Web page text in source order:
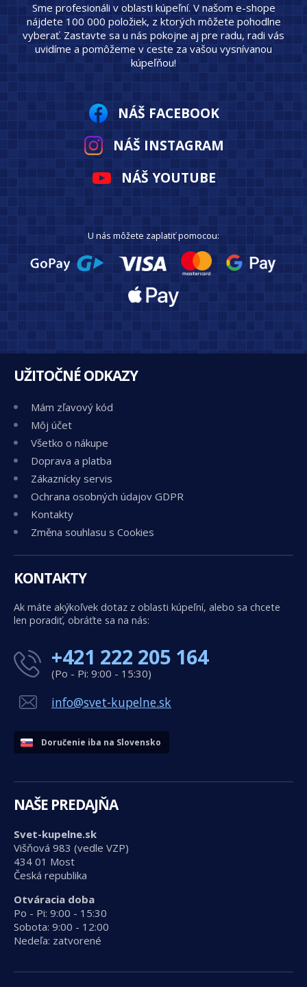
Sme profesionáli v oblasti kúpeľní. V našom e-shope
nájdete 100 000 položiek, z ktorých môžete pohodlne
vyberať. Zastavte sa u nás pokojne aj pre radu, radi vás
uvidíme a pomôžeme v ceste za vašou vysnívanou
kúpeľňou!
NÁŠ FACEBOOK
NÁŠ INSTAGRAM
NÁŠ YOUTUBE
U nás môžete zaplatiť pomocou:
UŽITOČNÉ ODKAZY
Mám zľavový kód
Môj účet
Všetko o nákupe
Doprava a platba
Zákaznícky servis
Ochrana osobných údajov GDPR
Kontakty
Změna souhlasu s Cookies
KONTAKTY
Ak máte akýkoľvek dotaz z oblasti kúpeľní, alebo sa chcete
len poradiť, obráťte sa na nás:
+421 222 205 164
(Po - Pi: 9:00 - 15:30)
info@svet-kupelne.sk
Doručenie iba na Slovensko
NAŠE PREDAJŇA
Svet-kupelne.sk
Višňová 983 (vedle VZP)
434 01 Most
Česká republika
Otváracia doba
Po - Pi: 9:00 - 15:30
Sobota: 9:00 - 12:00
Nedeľa: zatvorené